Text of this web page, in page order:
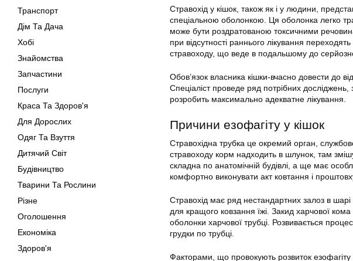
Транспорт
Дім Та Дача
Хобі
Знайомства
Запчастини
Послуги
Краса Та Здоров'я
Для Дорослих
Одяг Та Взуття
Дитячий Світ
Будівництво
Тварини Та Рослини
Різне
Оголошення
Економіка
Здоров'я
Стравохід у кішок, також як і у людини,
спеціальною оболонкою. Ця оболонка легко
може бути роздратованою токсичними
при відсутності раннього лікування
стравоходу, що веде в подальшому до
Обов’язок власника кішки-вчасно довести до
Спеціаліст проведе ряд потрібних
розробить максимально адекватне лікування.
Причини езофагіту у кішок
Стравохідна трубка це окремий орган,
стравоходу корм надходить в шлунок, там
складна по анатомічній будівлі, а ще має
комфортно виконувати акт ковтання і
Стравохід має ряд нестандартних залоз в
для кращого ковзання їжі. Закид харчової
оболонки харчової трубці. Розвивається
грудки по трубці.
Факторами, що провокують розвиток езофагіту